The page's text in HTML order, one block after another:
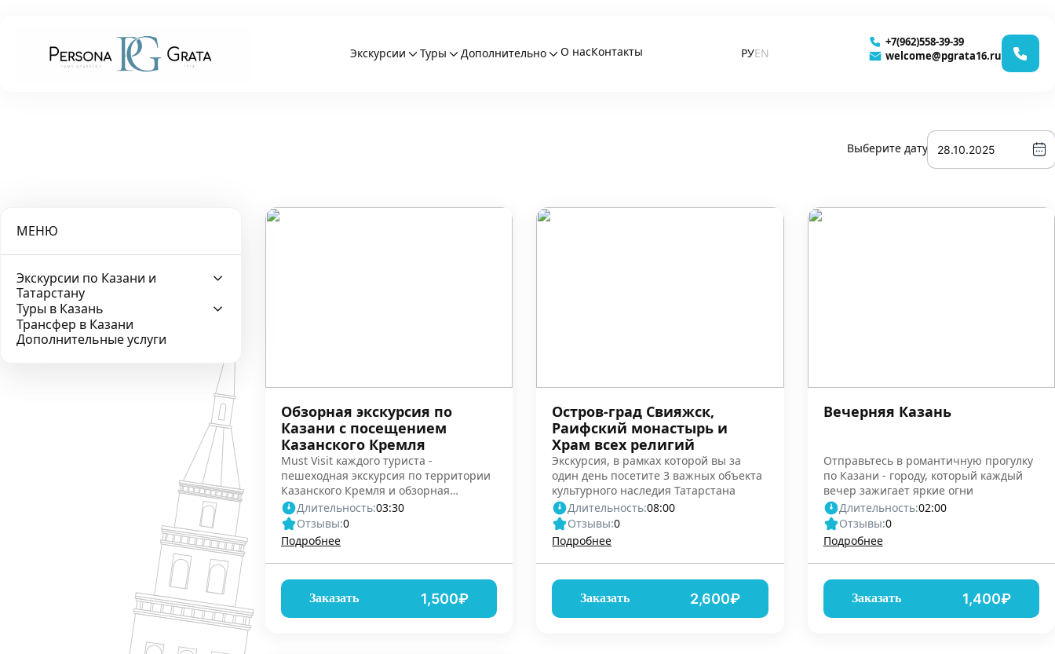
Экскурсии Туры Дополнительно О насКонтакты РУEN
+7(962)558-39-39
welcome@pgrata16.ru
Выберите дату
МЕНЮ
Экскурсии по Казани и
Татарстану
Туры в Казань
Трансфер в Казани
Дополнительные услуги
Обзорная экскурсия по
Казани с посещением
Казанского Кремля
Must Visit каждого туриста -
пешеходная экскурсия по территории
Казанского Кремля и обзорная
автобусная экскурсия
Длительность:03:30
Отзывы:0
Подробнее
Заказать 1,500₽
Остров-град Свияжск,
Раифский монастырь и
Храм всех религий
Экскурсия, в рамках которой вы за
один день посетите 3 важных объекта
культурного наследия Татарстана
Длительность:08:00
Отзывы:0
Подробнее
Заказать 2,600₽
Вечерняя Казань
Отправьтесь в романтичную прогулку
по Казани - городу, который каждый
вечер зажигает яркие огни
Длительность:02:00
Отзывы:0
Подробнее
Заказать 1,400₽